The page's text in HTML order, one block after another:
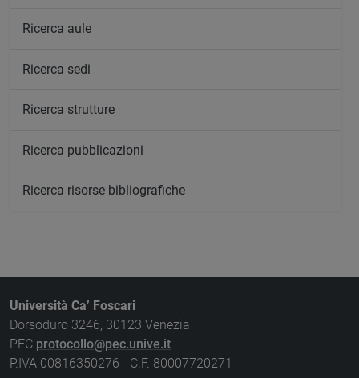
Ricerca aule
Ricerca sedi
Ricerca strutture
Ricerca pubblicazioni
Ricerca risorse bibliografiche
Università Ca’ Foscari
Dorsoduro 3246, 30123 Venezia
PEC protocollo@pec.unive.it
P.IVA 00816350276 - C.F. 80007720271